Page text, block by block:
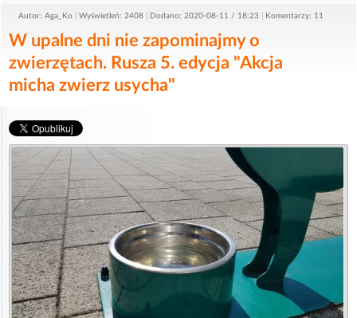
Autor: Aga_Ko Wyświetleń: 2408 Dodano: 2020-08-11 / 18:23 Komentarzy: 11
W upalne dni nie zapominajmy o
zwierzętach. Rusza 5. edycja "Akcja
micha zwierz usycha"